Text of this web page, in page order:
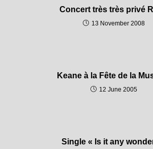
Concert très très privé
13 November 2008
Keane à la Fête de la
12 June 2005
Single « Is it any